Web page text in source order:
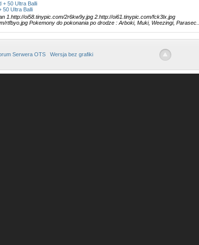
+ 50 Ultra Balli
50 Ultra Balli
1.http://oi58.tinypic.com/2r6kw9y.jpg 2.http://oi61.tinypic.com/fck3lx.jpg
rtfbyo.jpg Pokemony do pokonania po drodze : Arboki, Muki, Weezingi, Parasec...
Serwera OTS Wersja bez grafiki